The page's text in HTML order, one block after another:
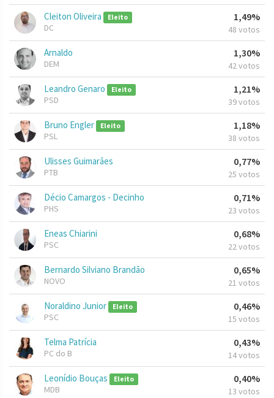
Cleiton Oliveira Eleito
DC
1,49%
48 votos
Arnaldo
DEM
1,30%
42 votos
Leandro Genaro Eleito
PSD
1,21%
39 votos
Bruno Engler Eleito
PSL
1,18%
38 votos
Ulisses Guimarães
PTB
0,77%
25 votos
Décio Camargos - Decinho
PHS
0,71%
23 votos
Eneas Chiarini
PSC
0,68%
22 votos
Bernardo Silviano Brandão
NOVO
0,65%
21 votos
Noraldino Junior Eleito
PSC
0,46%
15 votos
Telma Patrícia
PC do B
0,43%
14 votos
Leonídio Bouças Eleito
MDB
0,40%
13 votos